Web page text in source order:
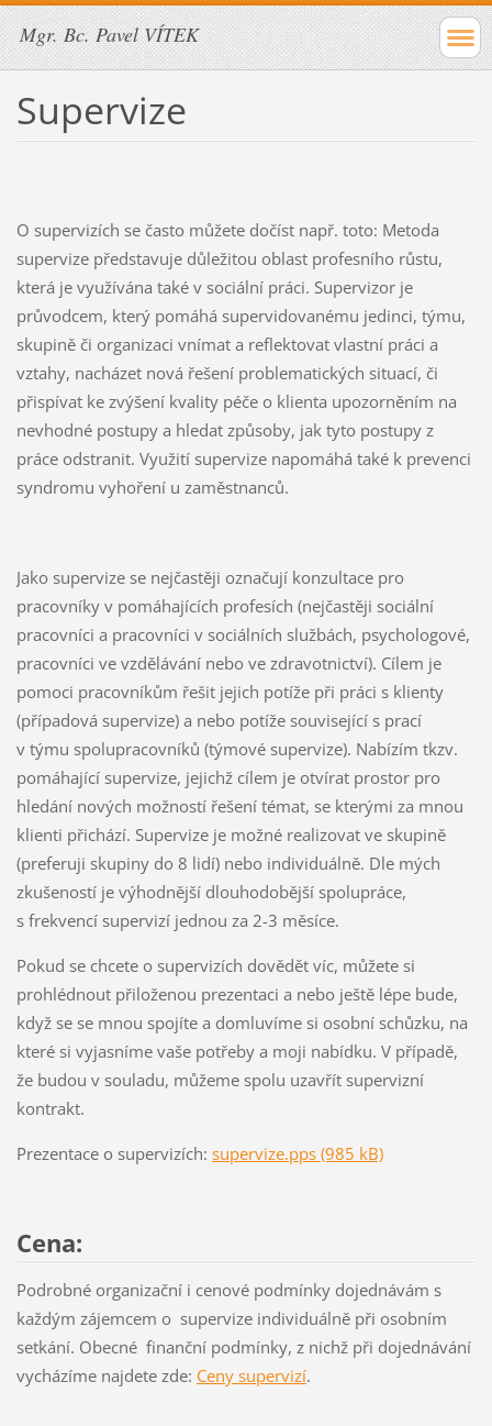
Mgr. Bc. Pavel VÍTEK
Supervize
O supervizích se často můžete dočíst např. toto: Metoda
supervize představuje důležitou oblast profesního růstu,
která je využívána také v sociální práci. Supervizor je
průvodcem, který pomáhá supervidovanému jedinci, týmu,
skupině či organizaci vnímat a reflektovat vlastní práci a
vztahy, nacházet nová řešení problematických situací, či
přispívat ke zvýšení kvality péče o klienta upozorněním na
nevhodné postupy a hledat způsoby, jak tyto postupy z
práce odstranit. Využití supervize napomáhá také k prevenci
syndromu vyhoření u zaměstnanců.
Jako supervize se nejčastěji označují konzultace pro
pracovníky v pomáhajících profesích (nejčastěji sociální
pracovníci a pracovníci v sociálních službách, psychologové,
pracovníci ve vzdělávání nebo ve zdravotnictví). Cílem je
pomoci pracovníkům řešit jejich potíže při práci s klienty
(případová supervize) a nebo potíže související s prací
v týmu spolupracovníků (týmové supervize). Nabízím tkzv.
pomáhající supervize, jejichž cílem je otvírat prostor pro
hledání nových možností řešení témat, se kterými za mnou
klienti přichází. Supervize je možné realizovat ve skupině
(preferuji skupiny do 8 lidí) nebo individuálně. Dle mých
zkušeností je výhodnější dlouhodobější spolupráce,
s frekvencí supervizí jednou za 2-3 měsíce.
Pokud se chcete o supervizích dovědět víc, můžete si
prohlédnout přiloženou prezentaci a nebo ještě lépe bude,
když se se mnou spojíte a domluvíme si osobní schůzku, na
které si vyjasníme vaše potřeby a moji nabídku. V případě,
že budou v souladu, můžeme spolu uzavřít supervizní
kontrakt.
Prezentace o supervizích: supervize.pps (985 kB)
Cena:
Podrobné organizační i cenové podmínky dojednávám s
každým zájemcem o supervize individuálně při osobním
setkání. Obecné finanční podmínky, z nichž při dojednávání
vycházíme najdete zde: Ceny supervizí.